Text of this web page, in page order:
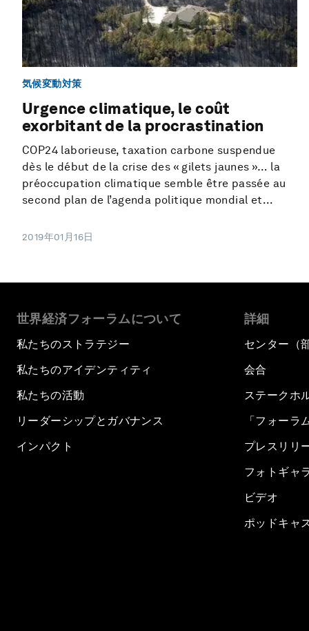
気候変動対策
Urgence climatique, le coût
exorbitant de la procrastination
COP24 laborieuse, taxation carbone suspendue
dès le début de la crise des « gilets jaunes »… la
préoccupation climatique semble être passée au
second plan de l’agenda politique mondial et...
2019年01月16日
世界経済フォーラムについて
私たちのストラテジー
私たちのアイデンティティ
私たちの活動
リーダーシップとガバナンス
インパクト
詳細
センター（
会合
ステークホ
「フォーラ
プレスリリ
フォトギャ
ビデオ
ポッドキャ